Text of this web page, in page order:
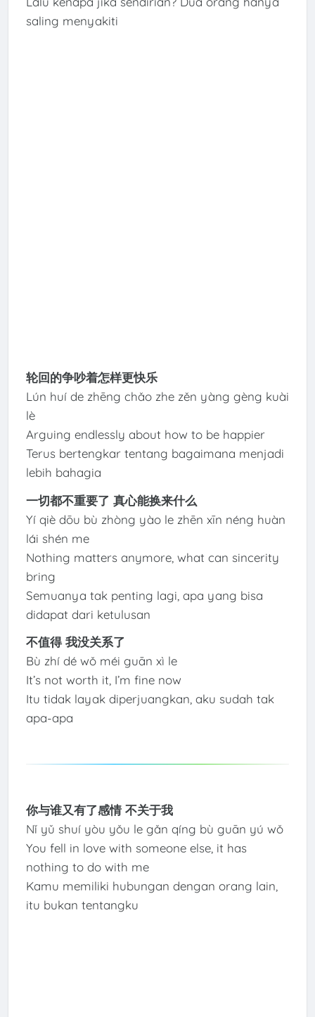
saling menyakiti
轮回的争吵着怎样更快乐
Lún huí de zhēng chǎo zhe zěn yàng gèng kuài
lè
Arguing endlessly about how to be happier
Terus bertengkar tentang bagaimana menjadi
lebih bahagia
一切都不重要了 真心能换来什么
Yí qiè dōu bù zhòng yào le zhēn xīn néng huàn
lái shén me
Nothing matters anymore, what can sincerity
bring
Semuanya tak penting lagi, apa yang bisa
didapat dari ketulusan
不值得 我没关系了
Bù zhí dé wǒ méi guān xì le
It’s not worth it, I’m fine now
Itu tidak layak diperjuangkan, aku sudah tak
apa-apa
你与谁又有了感情 不关于我
Nǐ yǔ shuí yòu yǒu le gǎn qíng bù guān yú wǒ
You fell in love with someone else, it has
nothing to do with me
Kamu memiliki hubungan dengan orang lain,
itu bukan tentangku